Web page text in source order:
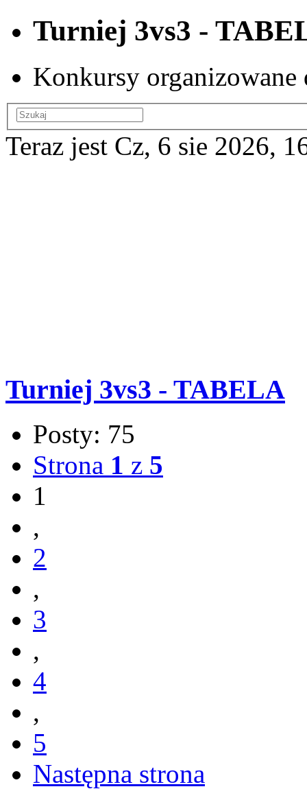
Turniej 3vs3 -
Konkursy
Teraz jest Cz, 6 sie 2026,
Turniej 3vs3 - TABELA
Posty: 75
Strona 1 z 5
1
,
2
,
3
,
4
,
5
Następna strona